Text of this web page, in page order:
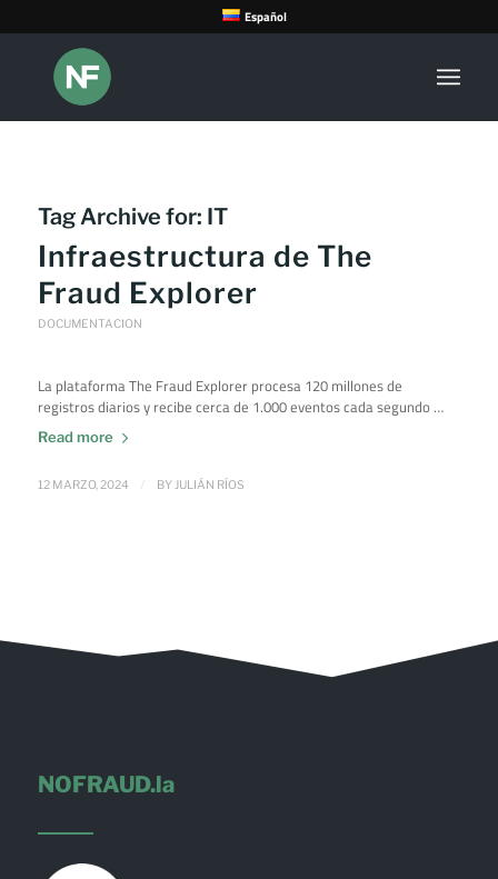
Español
Tag Archive for: IT
Infraestructura de The
Fraud Explorer
DOCUMENTACION
La plataforma The Fraud Explorer procesa 120 millones de
registros diarios y recibe cerca de 1.000 eventos cada segundo …
Read more
12 MARZO, 2024 BYJULIÁN RÍOS
NOFRAUD.la